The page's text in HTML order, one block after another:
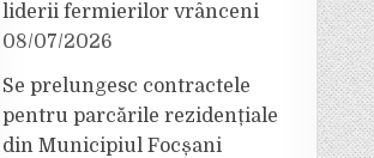
liderii fermierilor vrânceni
08/07/2026
Se prelungesc contractele
pentru parcările rezidențiale
din Municipiul Focșani